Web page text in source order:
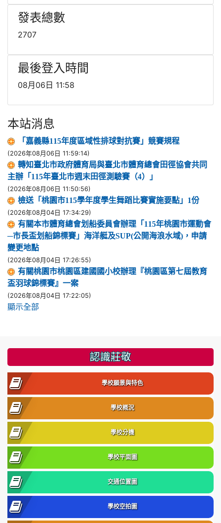
發表總數
2707
最後登入時間
08月06日 11:58
本站消息
「嘉義縣115年度區域性排球對抗賽」競賽規程
(2026年08月06日 11:59:14)
轉知臺北市政府體育局與臺北市體育總會田徑協會共同
主辦「115年臺北市週末田徑測驗賽（4）」
(2026年08月06日 11:50:56)
檢送「桃園市115學年度學生舞蹈比賽實施要點」1份
(2026年08月04日 17:34:29)
有關本市體育總會划船委員會辦理「115年桃園市運動會
─市長盃划船錦標賽」海洋艇及SUP(公開海浪水域)，申請
變更地點
(2026年08月04日 17:26:55)
有關桃園市桃園區建國國小校辦理『桃園區第七屆教育
盃羽球錦標賽』一案
(2026年08月04日 17:22:05)
顯示全部
認識莊敬
學校願景與特色
學校概況
學校分機
學校平面圖
交通位置圖
學校空拍圖